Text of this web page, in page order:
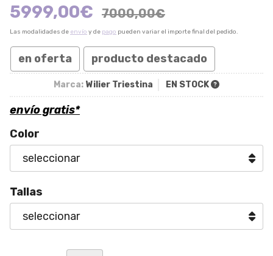
5999,00€ 7000,00€
Las modalidades de envío y de pago pueden variar el importe final del pedido.
en oferta producto destacado
Marca: Wilier Triestina EN STOCK
envío gratis*
Color
Tallas